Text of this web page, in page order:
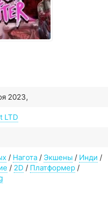
2023,
LTD
/ Нагота / Экшены / Инди /
/ 2D / Платформер /